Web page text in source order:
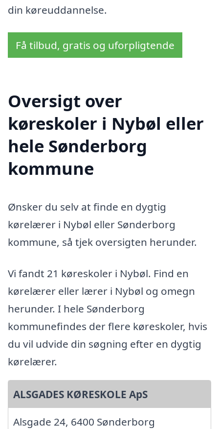
din køreuddannelse.
Få tilbud, gratis og uforpligtende
Oversigt over
køreskoler i Nybøl eller
hele Sønderborg
kommune
Ønsker du selv at finde en dygtig
kørelærer i Nybøl eller Sønderborg
kommune, så tjek oversigten herunder.
Vi fandt 21 køreskoler i Nybøl. Find en
kørelærer eller lærer i Nybøl og omegn
herunder. I hele Sønderborg
kommunefindes der flere køreskoler, hvis
du vil udvide din søgning efter en dygtig
kørelærer.
ALSGADES KØRESKOLE ApS
Alsgade 24, 6400 Sønderborg